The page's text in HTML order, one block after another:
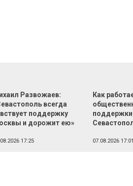
Развожаев:
всегда
поддержку
и дорожит ею»
17:25
Как
поддержки
07.08.2026 17:01